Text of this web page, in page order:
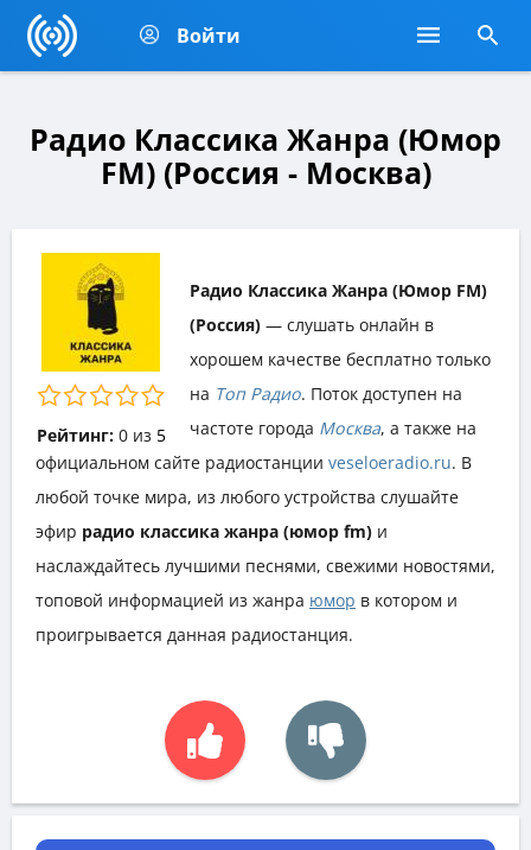
Войти
Радио Классика Жанра (Юмор
FM) (Россия - Москва)
Рейтинг: 0из 5
Радио Классика Жанра (Юмор FM)
(Россия) — слушать онлайн в
хорошем качестве бесплатно только
на Топ Радио. Поток доступен на
частоте города Москва, а также на
официальном сайте радиостанции veseloeradio.ru. В
любой точке мира, из любого устройства слушайте
эфир радио классика жанра (юмор fm) и
наслаждайтесь лучшими песнями, свежими новостями,
топовой информацией из жанра юмор в котором и
проигрывается данная радиостанция.